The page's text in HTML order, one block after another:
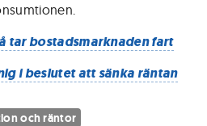
tar bostadsmarknaden fart
i beslutet att sänka räntan
och räntor